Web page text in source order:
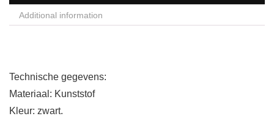
Additional information
Technische gegevens:
Materiaal: Kunststof
Kleur: zwart.